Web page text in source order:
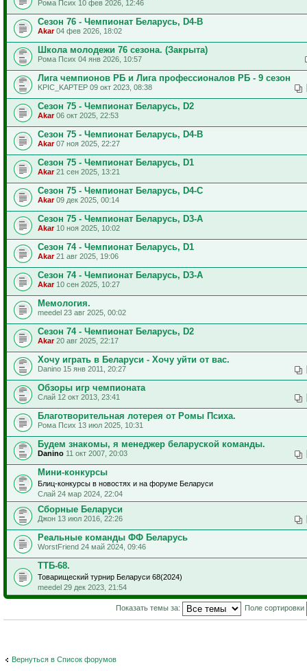
Рома Псих 10 фев 2026, 12:46
Сезон 76 - Чемпионат Беларусь, D4-B
Akar04 фев 2026, 18:02
Школа молодежи 76 сезона. (Закрыта)
Рома Псих 04 янв 2026, 10:57
Лига чемпионов РБ и Лига профессионалов РБ - 9 сезон
KPIC_KAPTEP 09 окт 2023, 08:38
Сезон 75 - Чемпионат Беларусь, D2
Akar06 окт 2025, 22:53
Сезон 75 - Чемпионат Беларусь, D4-B
Akar07 ноя 2025, 22:27
Сезон 75 - Чемпионат Беларусь, D1
Akar21 сен 2025, 13:21
Сезон 75 - Чемпионат Беларусь, D4-C
Akar09 дек 2025, 00:14
Сезон 75 - Чемпионат Беларусь, D3-A
Akar10 ноя 2025, 10:02
Сезон 74 - Чемпионат Беларусь, D1
Akar21 авг 2025, 19:06
Сезон 74 - Чемпионат Беларусь, D3-A
Akar10 сен 2025, 10:27
Мемология.
meedel 23 авг 2025, 00:02
Сезон 74 - Чемпионат Беларусь, D2
Akar20 авг 2025, 22:17
Хочу играть в Беларуси - Хочу уйти от вас.
Danino 15 янв 2011, 20:27
Обзоры игр чемпионата
Слай 12 окт 2013, 23:41
Благотворительная лотерея от Ромы Психа.
Рома Псих 13 июл 2025, 10:31
Будем знакомы, я менеджер беларуской команды.
Danino 11 окт 2007, 20:03
Мини-конкурсы
Блиц-конкурсы в новостях и на форуме Беларуси
Слай 24 мар 2024, 22:04
Сборные Беларуси
Джон 13 июл 2016, 22:26
Реальные команды ФФ Беларусь
WorstFriend 24 май 2024, 09:46
ТТБ-68.
Товарищеский турнир Беларуси 68(2024)
meedel 29 дек 2023, 21:54
Показать темы за: Поле сортировки
Вернуться в Список форумов